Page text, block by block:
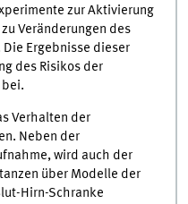
zur Aktivierung
Veränderungen des
Ergebnisse dieser
des Risikos der
bei.
Verhalten der
Neben der
wird auch der
über Modelle der
Hirn-Schranke